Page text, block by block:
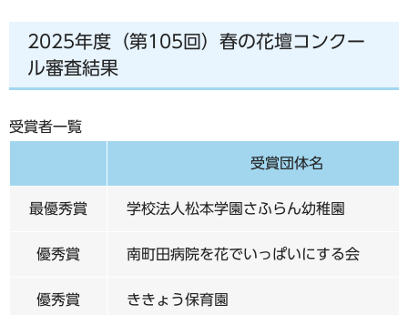
2025年度（第105回）春の花壇コンクー
ル審査結果
受賞者一覧
受賞団体名
最優秀賞 学校法人松本学園さふらん幼稚園
優秀賞 南町田病院を花でいっぱいにする会
優秀賞 ききょう保育園